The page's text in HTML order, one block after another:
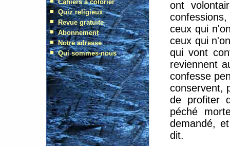
ont
ceux qui
ceux qui
qui vont
reviennent
confesse
conservent,
de profiter
péché
demandé,
dit.